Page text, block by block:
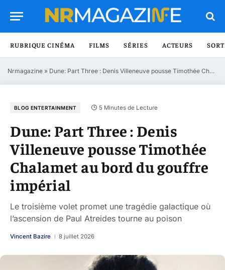
RUBRIQUE CINÉMA FILMS SÉRIES ACTEURS
Nrmagazine » Dune: Part Three : Denis Villeneuve pousse Timothée Chalamet au bord du gouffre impérial
BLOG ENTERTAINMENT 5 Minutes de Lecture
Dune: Part Three : Denis
Villeneuve pousse Timothée
Chalamet au bord du gouffre
impérial
Le troisième volet promet une tragédie galactique où
l’ascension de Paul Atreides tourne au poison
Vincent Bazire 8 juillet 2026